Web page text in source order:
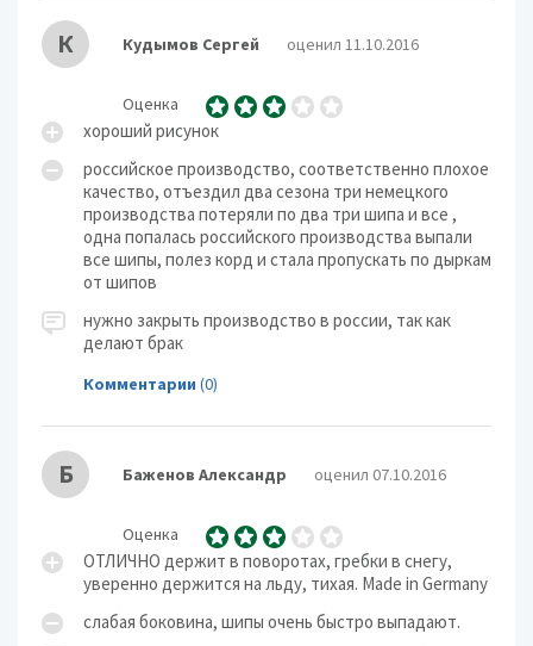
К Кудымов Сергей оценил 11.10.2016
Оценка
хороший рисунок
российское производство, соответственно плохое
качество, отъездил два сезона три немецкого
производства потеряли по два три шипа и все ,
одна попалась российского производства выпали
все шипы, полез корд и стала пропускать по дыркам
от шипов
нужно закрыть производство в россии, так как
делают брак
Комментарии (0)
Б Баженов Александр оценил 07.10.2016
Оценка
ОТЛИЧНО держит в поворотах, гребки в снегу,
уверенно держится на льду, тихая. Made in Germany
слабая боковина, шипы очень быстро выпадают.